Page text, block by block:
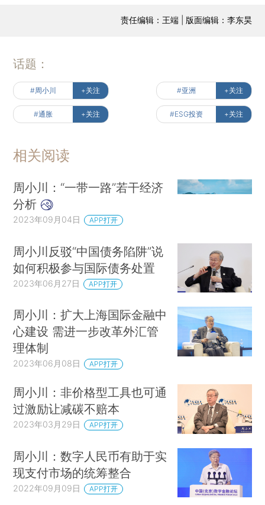
责任编辑：王端 | 版面编辑：李东昊
话题：
#周小川 +关注 #亚洲 +关注
#通胀 +关注 #ESG投资 +关注
相关阅读
周小川：“一带一路”若干经济
分析
2023年09月04日 APP打开
周小川反驳“中国债务陷阱”说
如何积极参与国际债务处置
2023年06月27日 APP打开
周小川：扩大上海国际金融中
心建设 需进一步改革外汇管
理体制
2023年06月08日 APP打开
周小川：非价格型工具也可通
过激励让减碳不赔本
2023年03月29日 APP打开
周小川：数字人民币有助于实
现支付市场的统筹整合
2022年09月09日 APP打开